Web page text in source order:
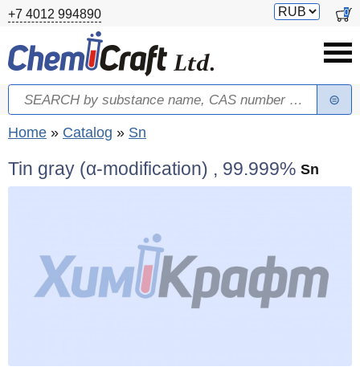
Skip to main content
+7 4012 994890
Switch
0
Search form
Search
You are here
Home » Catalog » Sn
Tin gray (α-modification) , 99.999% Sn